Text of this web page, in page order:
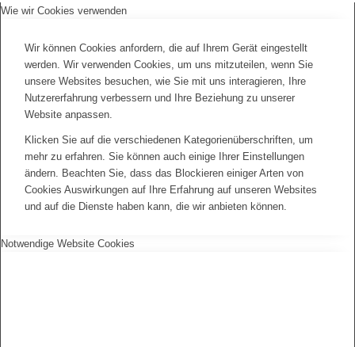
Wie wir Cookies verwenden
Wir können Cookies anfordern, die auf Ihrem Gerät eingestellt
werden. Wir verwenden Cookies, um uns mitzuteilen, wenn Sie
unsere Websites besuchen, wie Sie mit uns interagieren, Ihre
Nutzererfahrung verbessern und Ihre Beziehung zu unserer
Website anpassen.
Klicken Sie auf die verschiedenen Kategorienüberschriften, um
mehr zu erfahren. Sie können auch einige Ihrer Einstellungen
ändern. Beachten Sie, dass das Blockieren einiger Arten von
Cookies Auswirkungen auf Ihre Erfahrung auf unseren Websites
und auf die Dienste haben kann, die wir anbieten können.
Notwendige Website Cookies